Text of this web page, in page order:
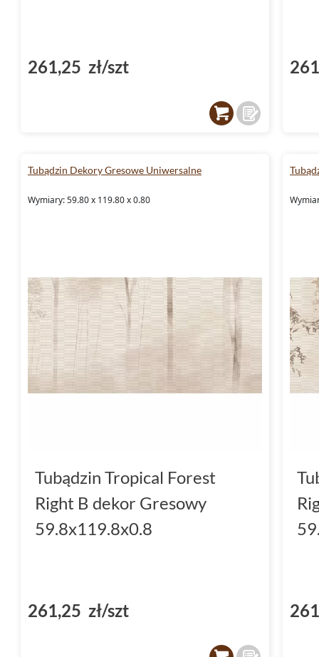
261,25 zł/szt
Tubądzin Dekory Gresowe Uniwersalne
Wymiary: 59.80 x 119.80 x 0.80
Tubądzin Tropical Forest
Right B dekor Gresowy
59.8x119.8x0.8
261,25 zł/szt